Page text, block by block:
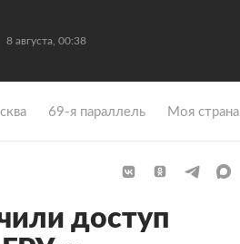
8 августа, 00:38
69-я параллель Моя страна
доступ